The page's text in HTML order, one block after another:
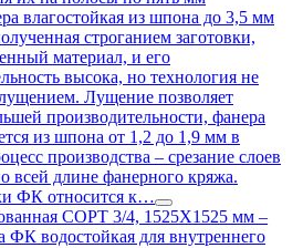
влагостойкая из шпона до 3,5 мм
строганием заготовки,
материал, и его
высока, но технология не
Лущение позволяет
производительности, фанера
из шпона от 1,2 до 1,9 мм в
производства – срезание слоев
всей длине фанерного кряжа.
ФК относится к…
СОРТ 3/4, 1525Х1525 мм –
ФК водостойкая для внутреннего